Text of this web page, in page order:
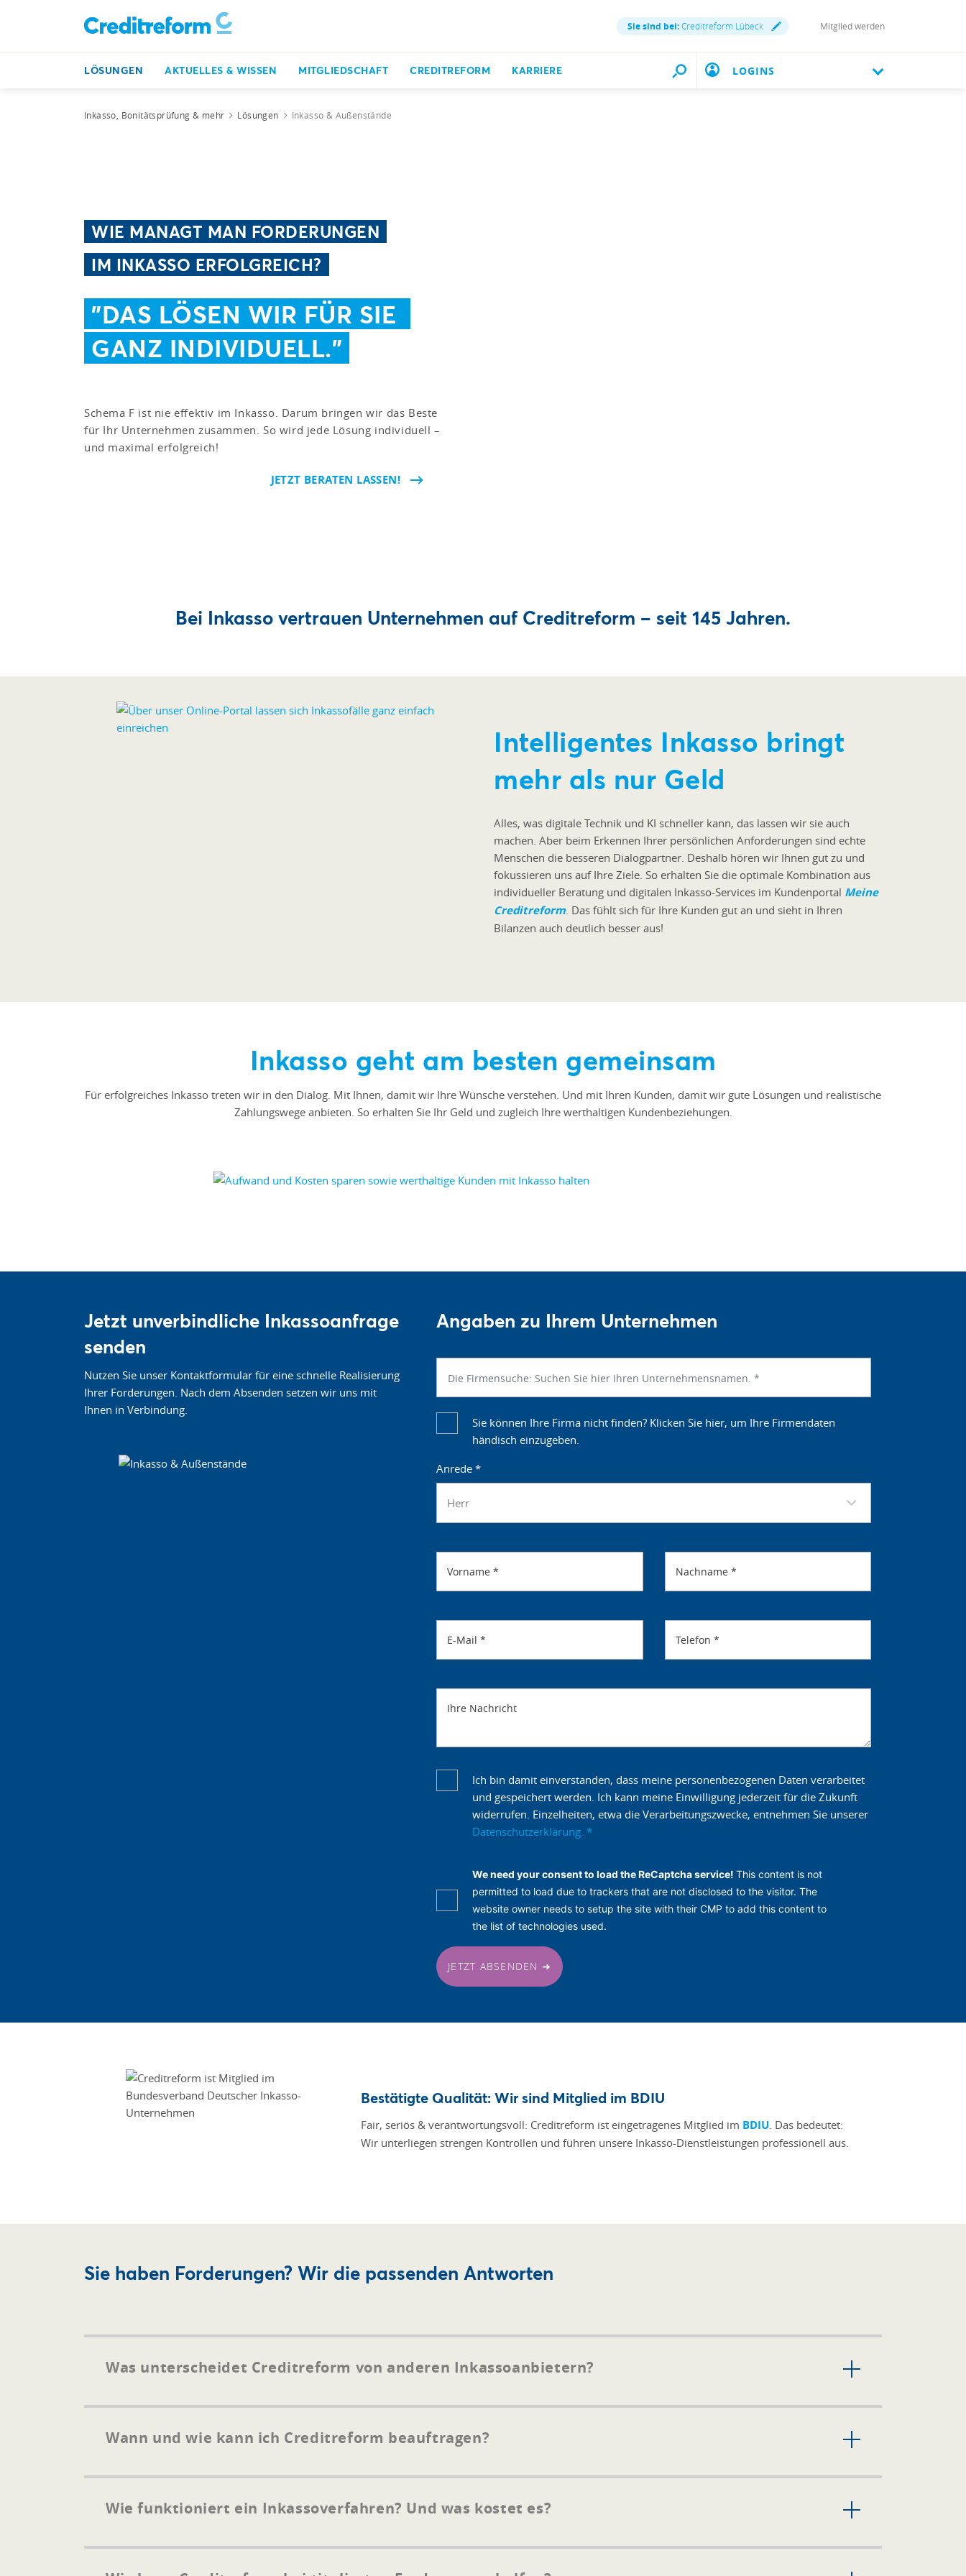
Sie sind bei:Creditreform Lübeck Mitglied werden
LÖSUNGEN AKTUELLES & WISSEN MITGLIEDSCHAFT CREDITREFORM KARRIERE LOGINS
Inkasso, Bonitätsprüfung & mehr Lösungen Inkasso & Außenstände
WIE MANAGT MAN FORDERUNGEN
IM INKASSO ERFOLGREICH?
"DAS LÖSEN WIR FÜR SIE
GANZ INDIVIDUELL."
Schema F ist nie effektiv im Inkasso. Darum bringen wir das Beste
für Ihr Unternehmen zusammen. So wird jede Lösung individuell –
und maximal erfolgreich!
JETZT BERATEN LASSEN!
Bei Inkasso vertrauen Unternehmen auf Creditreform – seit 145 Jahren.
Intelligentes Inkasso bringt
mehr als nur Geld
Alles, was digitale Technik und KI schneller kann, das lassen wir sie auch
machen. Aber beim Erkennen Ihrer persönlichen Anforderungen sind echte
Menschen die besseren Dialogpartner. Deshalb hören wir Ihnen gut zu und
fokussieren uns auf Ihre Ziele. So erhalten Sie die optimale Kombination aus
individueller Beratung und digitalen Inkasso-Services im Kundenportal Meine
Creditreform . Das fühlt sich für Ihre Kunden gut an und sieht in Ihren
Bilanzen auch deutlich besser aus!
Inkasso geht am besten gemeinsam
Für erfolgreiches Inkasso treten wir in den Dialog. Mit Ihnen, damit wir Ihre Wünsche verstehen. Und mit Ihren Kunden, damit wir gute Lösungen und realistische
Zahlungswege anbieten. So erhalten Sie Ihr Geld und zugleich Ihre werthaltigen Kundenbeziehungen.
Jetzt unverbindliche Inkassoanfrage
senden
Nutzen Sie unser Kontaktformular für eine schnelle Realisierung
Ihrer Forderungen. Nach dem Absenden setzen wir uns mit
Ihnen in Verbindung.
Angaben zu Ihrem Unternehmen
Sie können Ihre Firma nicht finden? Klicken Sie hier, um Ihre Firmendaten
händisch einzugeben.
Anrede *
Herr
Vorname * Nachname *
E-Mail * Telefon *
Ihre Nachricht
Ich bin damit einverstanden, dass meine personenbezogenen Daten verarbeitet
und gespeichert werden. Ich kann meine Einwilligung jederzeit für die Zukunft
widerrufen. Einzelheiten, etwa die Verarbeitungszwecke, entnehmen Sie unserer
Datenschutzerklärung. *
We need your consent to load the ReCaptcha service! This content is not
permitted to load due to trackers that are not disclosed to the visitor. The
website owner needs to setup the site with their CMP to add this content to
the list of technologies used.
JETZT ABSENDEN ➜
Bestätigte Qualität: Wir sind Mitglied im BDIU
Fair, seriös & verantwortungsvoll: Creditreform ist eingetragenes Mitglied im BDIU . Das bedeutet:
Wir unterliegen strengen Kontrollen und führen unsere Inkasso-Dienstleistungen professionell aus.
Sie haben Forderungen? Wir die passenden Antworten
Was unterscheidet Creditreform von anderen Inkassoanbietern?
Wann und wie kann ich Creditreform beauftragen?
Wie funktioniert ein Inkassoverfahren? Und was kostet es?